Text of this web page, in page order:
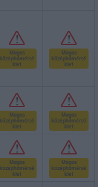
Magas
középhőmérsé
klet
Magas
középhőmérsé
klet
Magas
középhőmérsé
klet
Magas
középhőmérsé
klet
Magas
középhőmérsé
klet
Magas
középhőmérsé
klet